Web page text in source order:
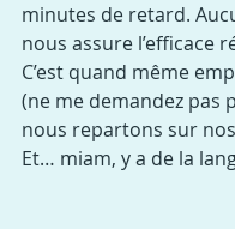
minutes de retard.
nous assure l’efficace
C’est quand même
(ne me demandez pas
nous repartons sur
Et… miam, y a de la